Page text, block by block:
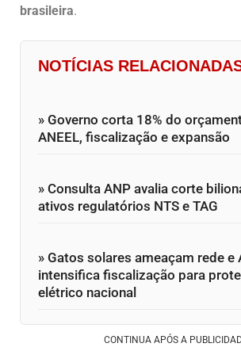
brasileira.
NOTÍCIAS
» Governo corta 18% do
ANEEL, fiscalização e expansão
» Consulta ANP avalia corte
ativos regulatórios NTS e TAG
» Gatos solares ameaçam rede e
intensifica fiscalização para
elétrico nacional
CONTINUA APÓS A